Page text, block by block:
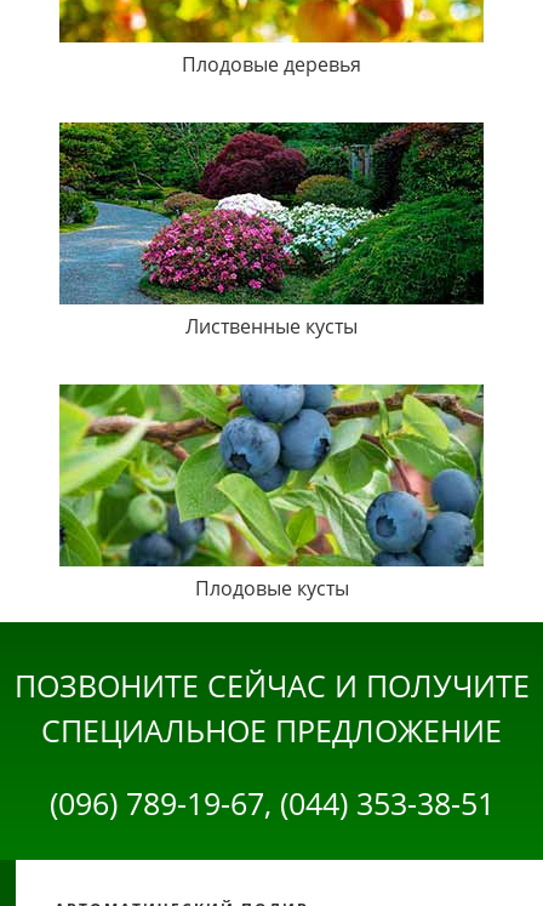
Плодовые деревья
Лиственные кусты
Плодовые кусты
ПОЗВОНИТЕ СЕЙЧАС И ПОЛУЧИТЕ
СПЕЦИАЛЬНОЕ ПРЕДЛОЖЕНИЕ
(096) 789-19-67, (044) 353-38-51